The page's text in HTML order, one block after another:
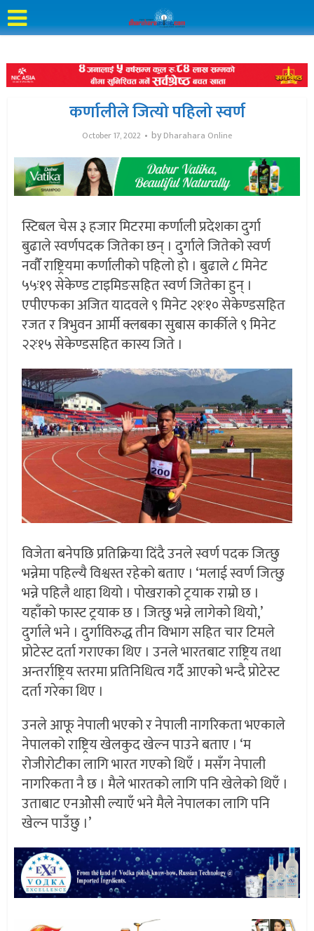
कर्णालीले जित्यो पहिलो स्वर्ण
October 17, 2022 by Dharahara Online
स्टिबल चेस ३ हजार मिटरमा कर्णाली प्रदेशका दुर्गा
बुढाले स्वर्णपदक जितेका छन् । दुर्गाले जितेकाे स्वर्ण
नवाैँ राष्ट्रियमा कर्णालीकाे पहिलाे हाे । बुढाले ८ मिनेट
५५ः१९ सेकेण्ड टाइमिङसहित स्वर्ण जितेका हुन् ।
एपीएफका अजित यादवले ९ मिनेट २१ः१० सेकेण्डसहित
रजत र त्रिभुवन आर्मी क्लबका सुबास कार्कीले ९ मिनेट
२२ः१५ सेकेण्डसहित कास्य जिते ।
विजेता बनेपछि प्रतिक्रिया दिंदै उनले स्वर्ण पदक जित्छु
भन्नेमा पहिल्यै विश्वस्त रहेको बताए । ‘मलाई स्वर्ण जित्छु
भन्ने पहिलै थाहा थियो । पोखराको ट्रयाक राम्रो छ ।
यहाँको फास्ट ट्रयाक छ । जित्छु भन्ने लागेको थियो,’
दुर्गाले भने । दुर्गाविरुद्ध तीन विभाग सहित चार टिमले
प्रोटेस्ट दर्ता गराएका थिए । उनले भारतबाट राष्ट्रिय तथा
अन्तर्राष्ट्रिय स्तरमा प्रतिनिधित्व गर्दै आएको भन्दै प्रोटेस्ट
दर्ता गरेका थिए ।
उनले आफू नेपाली भएको र नेपाली नागरिकता भएकाले
नेपालको राष्ट्रिय खेलकुद खेल्न पाउने बताए । ‘म
रोजीरोटीका लागि भारत गएको थिएँ । मसँग नेपाली
नागरिकता नै छ । मैले भारतको लागि पनि खेलेको थिएँ ।
उताबाट एनओेसी ल्याएँ भने मैले नेपालका लागि पनि
खेल्न पाउँछु ।’